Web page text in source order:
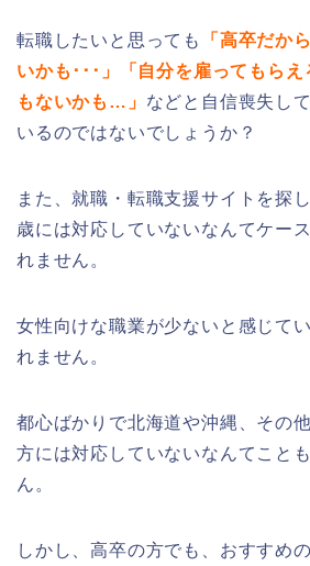
転職したいと思っても
「高卒だか
いかも･･･」「自分を雇ってもら
もないかも…」 などと自信喪失し
いるのではないでしょうか？
また、就職・転職支援サイトを探
歳には対応していないなんてケー
れません。
女性向けな職業が少ないと感じて
れません。
都心ばかりで北海道や沖縄、その
方には対応していないなんてこと
ん。
しかし、高卒の方でも、おすすめ